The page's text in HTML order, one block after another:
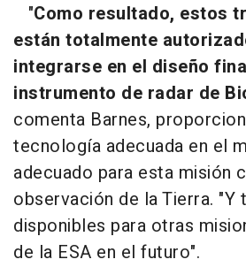
"Como resultado, estos
están totalmente
integrarse en el diseño
instrumento de radar de
comenta Barnes,
tecnología adecuada en el
adecuado para esta misión
observación de la Tierra. "Y
disponibles para otras
de la ESA en el futuro".